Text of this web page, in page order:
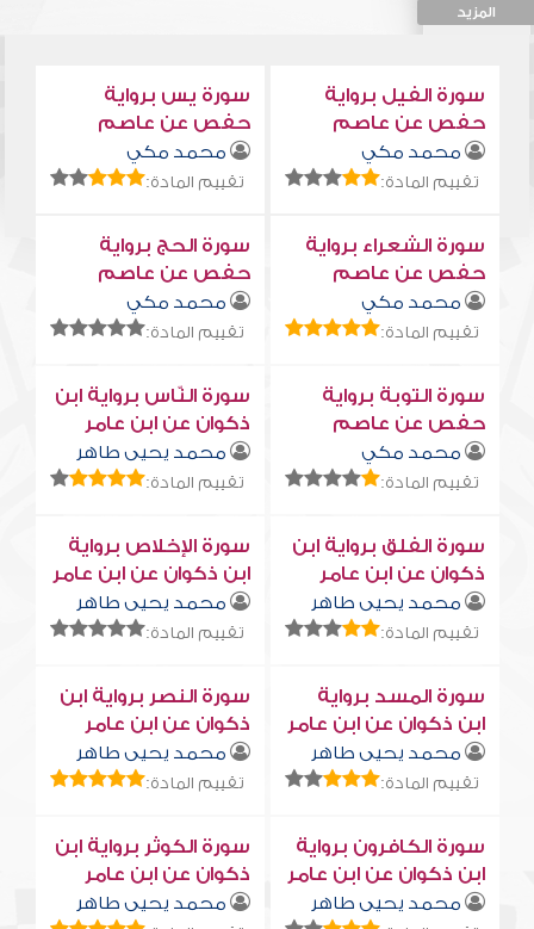
المزيد
سورة الفيل برواية
حفص عن عاصم
محمد مكي
تقييم المادة:
سورة يس برواية
حفص عن عاصم
محمد مكي
تقييم المادة:
سورة الشعراء برواية
حفص عن عاصم
محمد مكي
تقييم المادة:
سورة الحج برواية
حفص عن عاصم
محمد مكي
تقييم المادة:
سورة التوبة برواية
حفص عن عاصم
محمد مكي
تقييم المادة:
سورة النّاس برواية ابن
ذكوان عن ابن عامر
محمد يحيى طاهر
تقييم المادة:
سورة الفلق برواية ابن
ذكوان عن ابن عامر
محمد يحيى طاهر
تقييم المادة:
سورة الإخلاص برواية
ابن ذكوان عن ابن عامر
محمد يحيى طاهر
تقييم المادة:
سورة المسد برواية
ابن ذكوان عن ابن عامر
محمد يحيى طاهر
تقييم المادة:
سورة النصر برواية ابن
ذكوان عن ابن عامر
محمد يحيى طاهر
تقييم المادة:
سورة الكافرون برواية
ابن ذكوان عن ابن عامر
محمد يحيى طاهر
سورة الكوثر برواية ابن
ذكوان عن ابن عامر
محمد يحيى طاهر